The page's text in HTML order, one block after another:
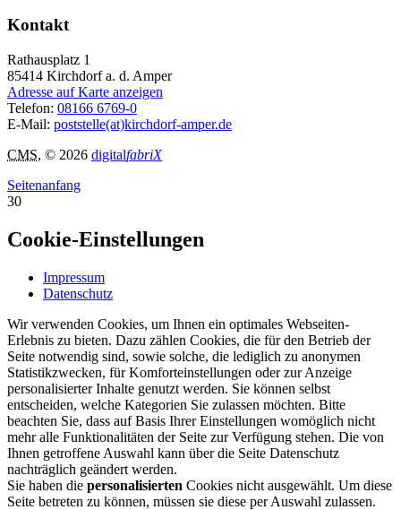
Kontakt
Rathausplatz 1
85414 Kirchdorf a. d. Amper
Adresse auf Karte anzeigen
Telefon: 08166 6769-0
E-Mail: poststelle(at)kirchdorf-amper.de
CMS, © 2026 digitalfabriX
Seitenanfang
30
Cookie-Einstellungen
Impressum
Datenschutz
Wir verwenden Cookies, um Ihnen ein optimales Webseiten-
Erlebnis zu bieten. Dazu zählen Cookies, die für den Betrieb der
Seite notwendig sind, sowie solche, die lediglich zu anonymen
Statistikzwecken, für Komforteinstellungen oder zur Anzeige
personalisierter Inhalte genutzt werden. Sie können selbst
entscheiden, welche Kategorien Sie zulassen möchten. Bitte
beachten Sie, dass auf Basis Ihrer Einstellungen womöglich nicht
mehr alle Funktionalitäten der Seite zur Verfügung stehen. Die von
Ihnen getroffene Auswahl kann über die Seite Datenschutz
nachträglich geändert werden.
Sie haben die personalisierten Cookies nicht ausgewählt. Um diese
Seite betreten zu können, müssen sie diese per Auswahl zulassen.